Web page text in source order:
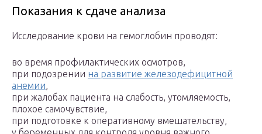
Показания к сдаче анализа
Исследование крови на гемоглобин проводят:
во время профилактических осмотров,
при подозрении на развитие железодефицитной
анемии,
при жалобах пациента на слабость, утомляемость,
плохое самочувствие,
при подготовке к оперативному вмешательству,